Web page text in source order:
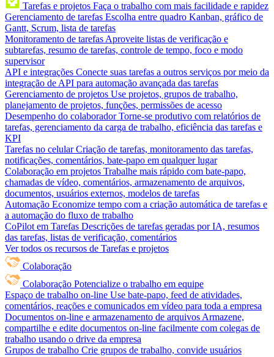
Tarefas e projetos Faça o trabalho com mais facilidade e rapidez
Gerenciamento de tarefas Escolha entre quadro Kanban, gráfico de
Gantt, Scrum, lista de tarefas
Monitoramento de tarefas Aproveite listas de verificação e
subtarefas, resumo de tarefas, controle de tempo, foco e modo
supervisor
API e integrações Conecte suas tarefas a outros serviços por meio da
integração de API para automação avançada das tarefas
Gerenciamento de projetos Use projetos, grupos de trabalho,
planejamento de projetos, funções, permissões de acesso
Desempenho do colaborador Torne-se produtivo com relatórios de
tarefas, gerenciamento da carga de trabalho, eficiência das tarefas e
KPI
Tarefas no celular Criação de tarefas, monitoramento das tarefas,
notificações, comentários, bate-papo em qualquer lugar
Colaboração em projetos Trabalhe mais rápido com bate-papo,
chamadas de vídeo, comentários, armazenamento de arquivos,
documentos, usuários externos, modelos de tarefas
Automação Economize tempo com a criação automática de tarefas e
a automação do fluxo de trabalho
CoPilot em Tarefas Descrições de tarefas geradas por IA, resumos
das tarefas, listas de verificação, comentários
Ver todos os recursos de Tarefas e projetos
Colaboração
Colaboração Potencialize o trabalho em equipe
Espaço de trabalho on-line Use bate-papo, feed de atividades,
comentários, reações e comunicados em vídeo para toda a empresa
Documentos on-line e armazenamento de arquivos Armazene,
compartilhe e edite documentos on-line facilmente com colegas de
trabalho usando o drive da empresa
Grupos de trabalho Crie grupos de trabalho, convide usuários